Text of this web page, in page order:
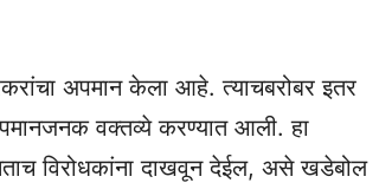
अपमान केला आहे. त्याचबरोबर इतर
वक्तव्ये करण्यात आली. हा
विरोधकांना दाखवून देईल, असे खडेबोल